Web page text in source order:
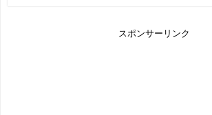
スポンサーリンク